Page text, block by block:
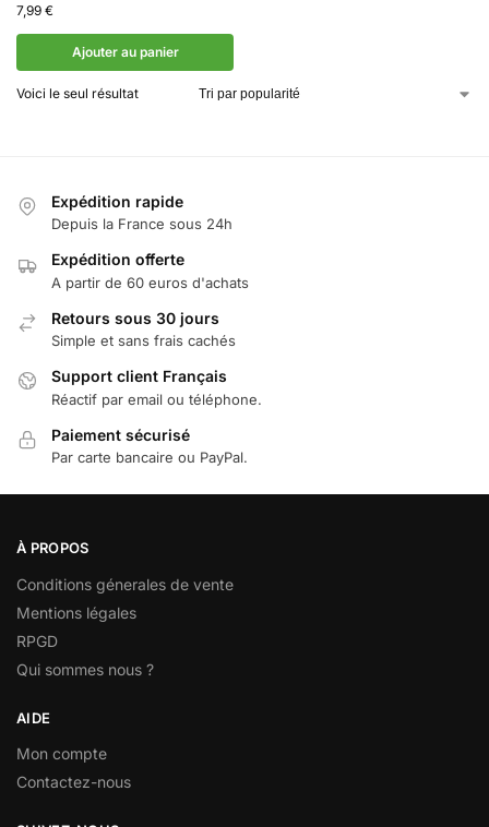
7,99 €
Ajouter au panier
Voici le seul résultat
Expédition rapide
Depuis la France sous 24h
Expédition offerte
A partir de 60 euros d'achats
Retours sous 30 jours
Simple et sans frais cachés
Support client Français
Réactif par email ou téléphone.
Paiement sécurisé
Par carte bancaire ou PayPal.
À PROPOS
Conditions génerales de vente
Mentions légales
RPGD
Qui sommes nous ?
AIDE
Mon compte
Contactez-nous